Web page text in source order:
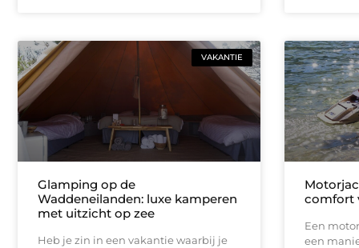
VAKANTIE
Glamping op de
Waddeneilanden: luxe kamperen
met uitzicht op zee
Heb je zin in een vakantie waarbij je
comfort
Een
een